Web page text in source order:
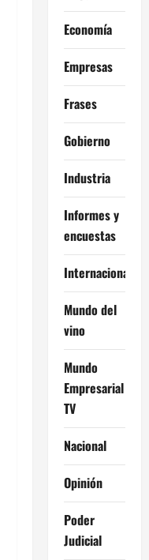
Economía
Empresas
Frases
Gobierno
Industria
Informes y
encuestas
Internacional
Mundo del
vino
Mundo
Empresarial
TV
Nacional
Opinión
Poder
Judicial